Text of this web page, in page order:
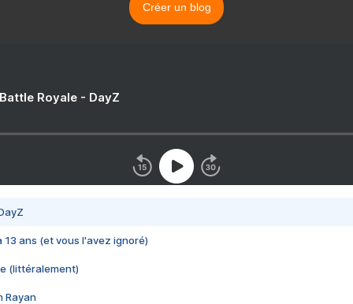
Créer un blog
Royale - DayZ
13 ans (et vous l'avez ignoré)
(littéralement)
Rayan